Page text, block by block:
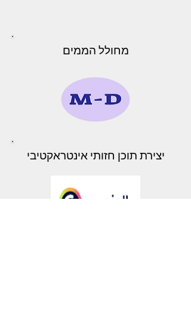
מחולל הממים
יצירת תוכן חזותי אינטראקטיבי